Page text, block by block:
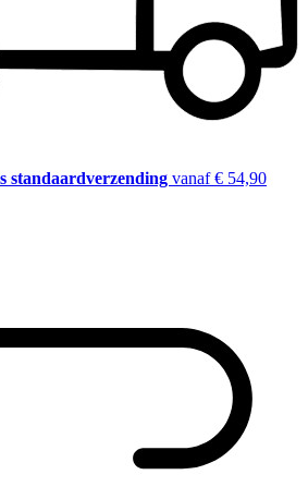
standaardverzending vanaf € 54,90